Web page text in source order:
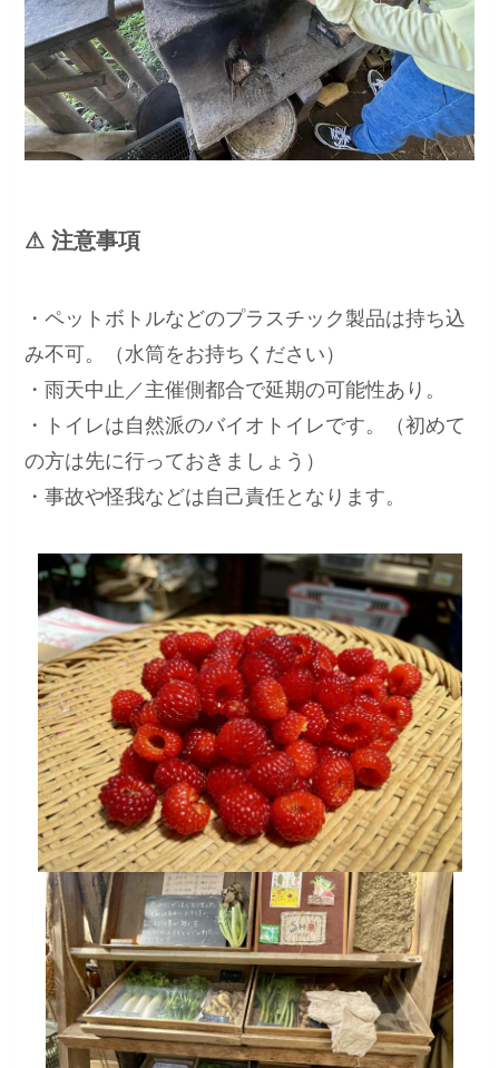
⚠ 注意事項
・ペットボトルなどのプラスチック製品は持ち込
み不可。（水筒をお持ちください）
・雨天中止／主催側都合で延期の可能性あり。
・トイレは自然派のバイオトイレです。（初めて
の方は先に行っておきましょう）
・事故や怪我などは自己責任となります。